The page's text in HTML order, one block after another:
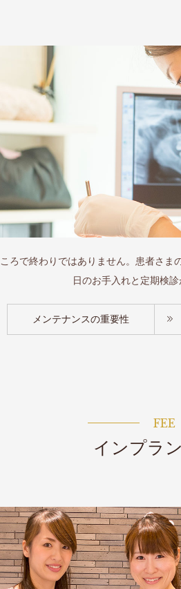
ろで終わりではありません。患者さ
日のお手入れと定期検診
メンテナンスの重要性
FEE
インプラ